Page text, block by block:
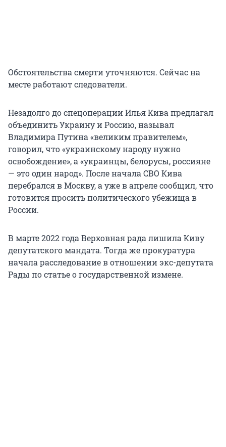
Обстоятельства смерти уточняются. Сейчас на
месте работают следователи.
Незадолго до спецоперации Илья Кива предлагал
объединить Украину и Россию, называл
Владимира Путина «великим правителем»,
говорил, что «украинскому народу нужно
освобождение», а «украинцы, белорусы, россияне
— это один народ». После начала СВО Кива
перебрался в Москву, а уже в апреле сообщил, что
готовится просить политического убежища в
России.
В марте 2022 года Верховная рада лишила Киву
депутатского мандата. Тогда же прокуратура
начала расследование в отношении экс-депутата
Рады по статье о государственной измене.